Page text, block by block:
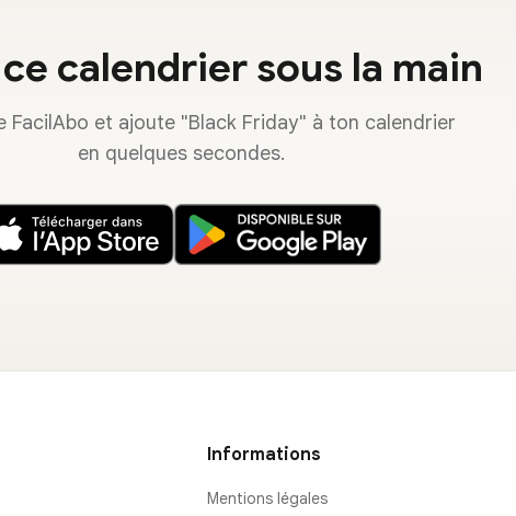
calendrier sous la main
FacilAbo et ajoute "Black Friday" à ton calendrier
en quelques secondes.
Informations
Mentions légales